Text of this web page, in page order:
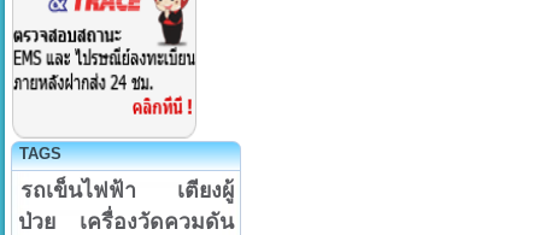
TAGS
รถเข็นไฟฟ้า
เตียงผู้
ป่วย
เครื่องวัดควมดัน